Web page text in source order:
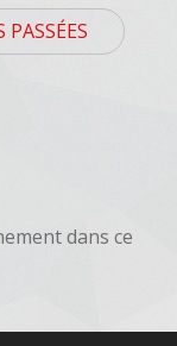
PASSÉES
dans ce